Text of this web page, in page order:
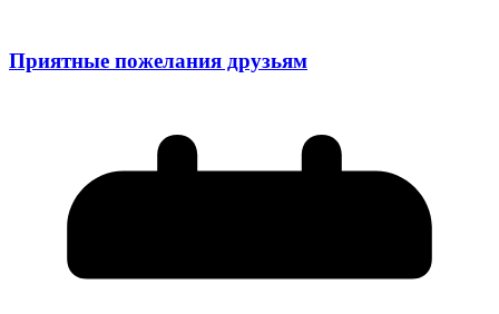
Приятные пожелания друзьям